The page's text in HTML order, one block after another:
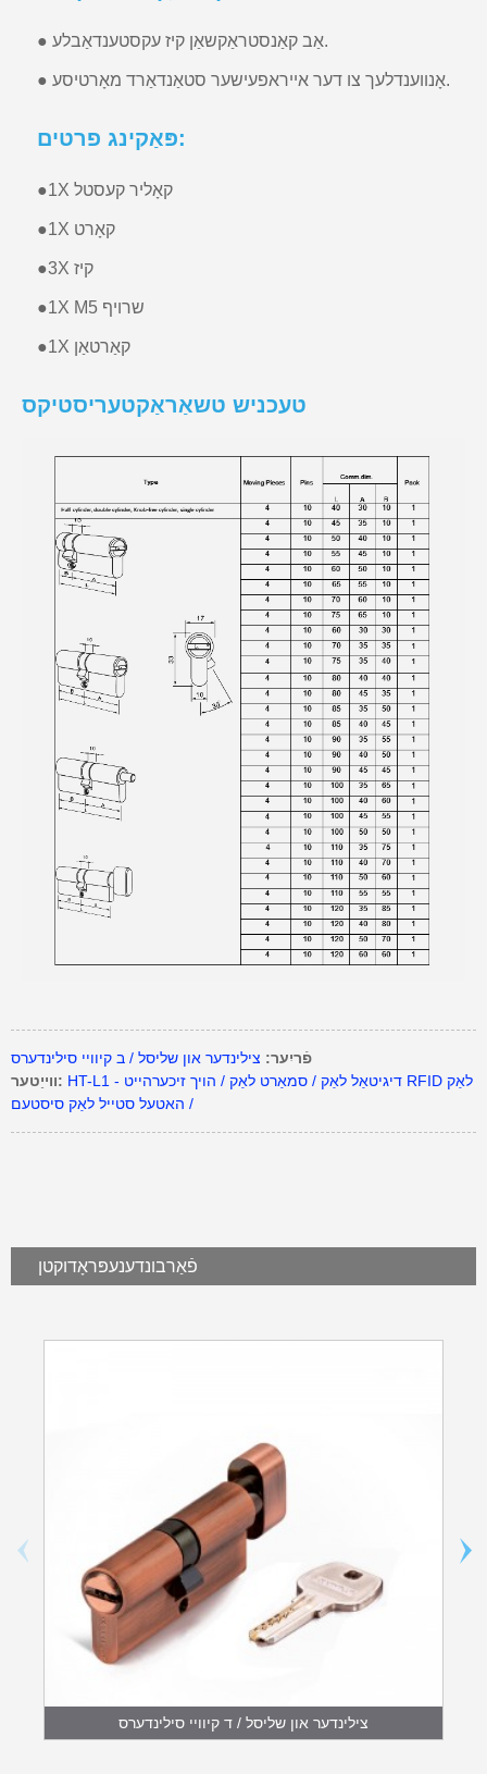
● אַב קאַנסטראַקשאַן קיז עקסטענדאַבלע.
● אָנווענדלעך צו דער אייראפעישער סטאַנדאַרד מאָרטיסע.
פּאַקינג פרטים:
● 1X קאָליר קעסטל
● 1X קאָרט
● 3X קיז
● 1X M5 שרויף
● 1X קאַרטאַן
טעכניש טשאַראַקטעריסטיקס
פֿריִער: צילינדער און שליסל / ב קיוויי סילינדערס
ווייַטער: HT-L1 - דיגיטאַל לאַק / סמאַרט לאַק / הויך זיכערהייט RFID לאַק
/ האטעל סטייל לאַק סיסטעם
פֿאַרבונדענעפּראָדוקטן
צילינדער און שליסל / ד קיוויי סילינדערס